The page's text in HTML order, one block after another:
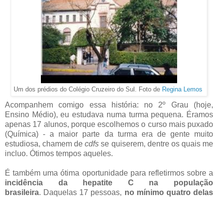
Um dos prédios do Colégio Cruzeiro do Sul. Foto de Regina Lemos
Acompanhem comigo essa história: no 2º Grau (hoje,
Ensino Médio), eu estudava numa turma pequena. Éramos
apenas 17 alunos, porque escolhemos o curso mais puxado
(Química) - a maior parte da turma era de gente muito
estudiosa, chamem decdfs se quiserem, dentre os quais me
incluo. Ótimos tempos aqueles.
É também uma ótima oportunidade para refletirmos sobre a
incidência da hepatite C na população
brasileira. Daquelas 17 pessoas, no mínimo quatro delas